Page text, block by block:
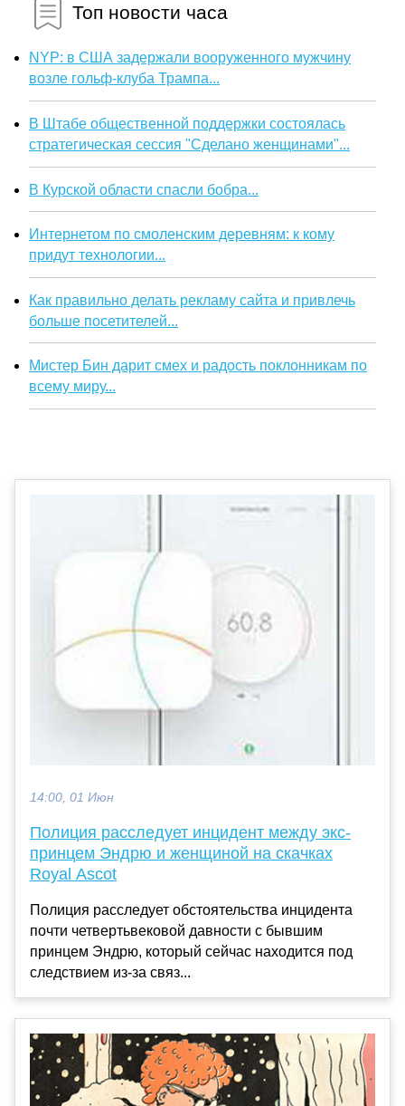
Топ новости часа
NYP: в США задержали вооруженного мужчину
возле гольф-клуба Трампа...
В Штабе общественной поддержки состоялась
стратегическая сессия "Сделано женщинами"...
В Курской области спасли бобра...
Интернетом по смоленским деревням: к кому
придут технологии...
Как правильно делать рекламу сайта и привлечь
больше посетителей...
Мистер Бин дарит смех и радость поклонникам по
всему миру...
14:00, 01 Июн
Полиция расследует инцидент между экс-
принцем Эндрю и женщиной на скачках
Royal Ascot
Полиция расследует обстоятельства инцидента
почти четвертьвековой давности с бывшим
принцем Эндрю, который сейчас находится под
следствием из-за связ...